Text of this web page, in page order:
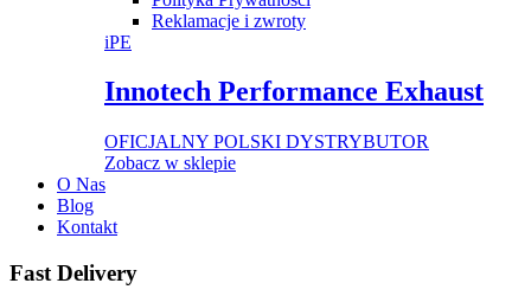
Reklamacje i zwroty
iPE
Innotech Performance Exhaust
OFICJALNY POLSKI DYSTRYBUTOR
Zobacz w sklepie
O Nas
Blog
Kontakt
Fast Delivery